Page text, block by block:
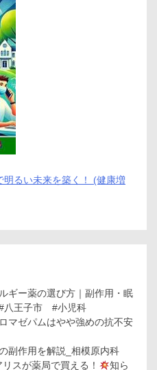
るい未来を築く！ (健康増
ギー薬の選び方｜副作用・眠
八王子市 #小児科
マゼパムはやや強めの抗不安
副作用を解説_相模原内科
スが薬局で買える！
知ら